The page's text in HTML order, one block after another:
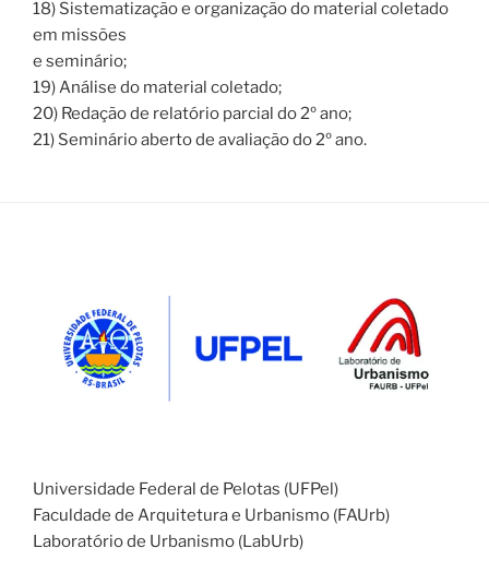
18) Sistematização e organização do material coletado
em missões
e seminário;
19) Análise do material coletado;
20) Redação de relatório parcial do 2º ano;
21) Seminário aberto de avaliação do 2º ano.
Universidade Federal de Pelotas (UFPel)
Faculdade de Arquitetura e Urbanismo (FAUrb)
Laboratório de Urbanismo (LabUrb)